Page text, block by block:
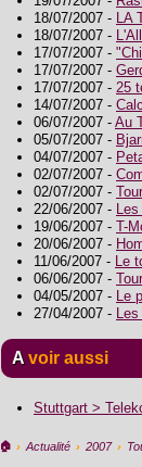
18/07/2007 - LA
18/07/2007 -
17/07/2007 -
17/07/2007 -
17/07/2007 - 25
14/07/2007 -
06/07/2007 - Au
05/07/2007 -
04/07/2007 -
02/07/2007 -
02/07/2007 -
22/06/2007 -
19/06/2007 - T-
20/06/2007 -
11/06/2007 - Le
06/06/2007 -
04/05/2007 - Le
27/04/2007 -
A voir aussi
Stuttgart >
🏠︎ › Actualité › 2007 ›